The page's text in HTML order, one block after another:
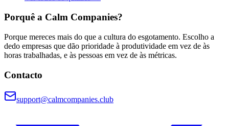
Porquê a Calm Companies?
Porque mereces mais do que a cultura do esgotamento. Escolho a
dedo empresas que dão prioridade à produtividade em vez de às
horas trabalhadas, e às pessoas em vez de às métricas.
Contacto
support@calmcompanies.club